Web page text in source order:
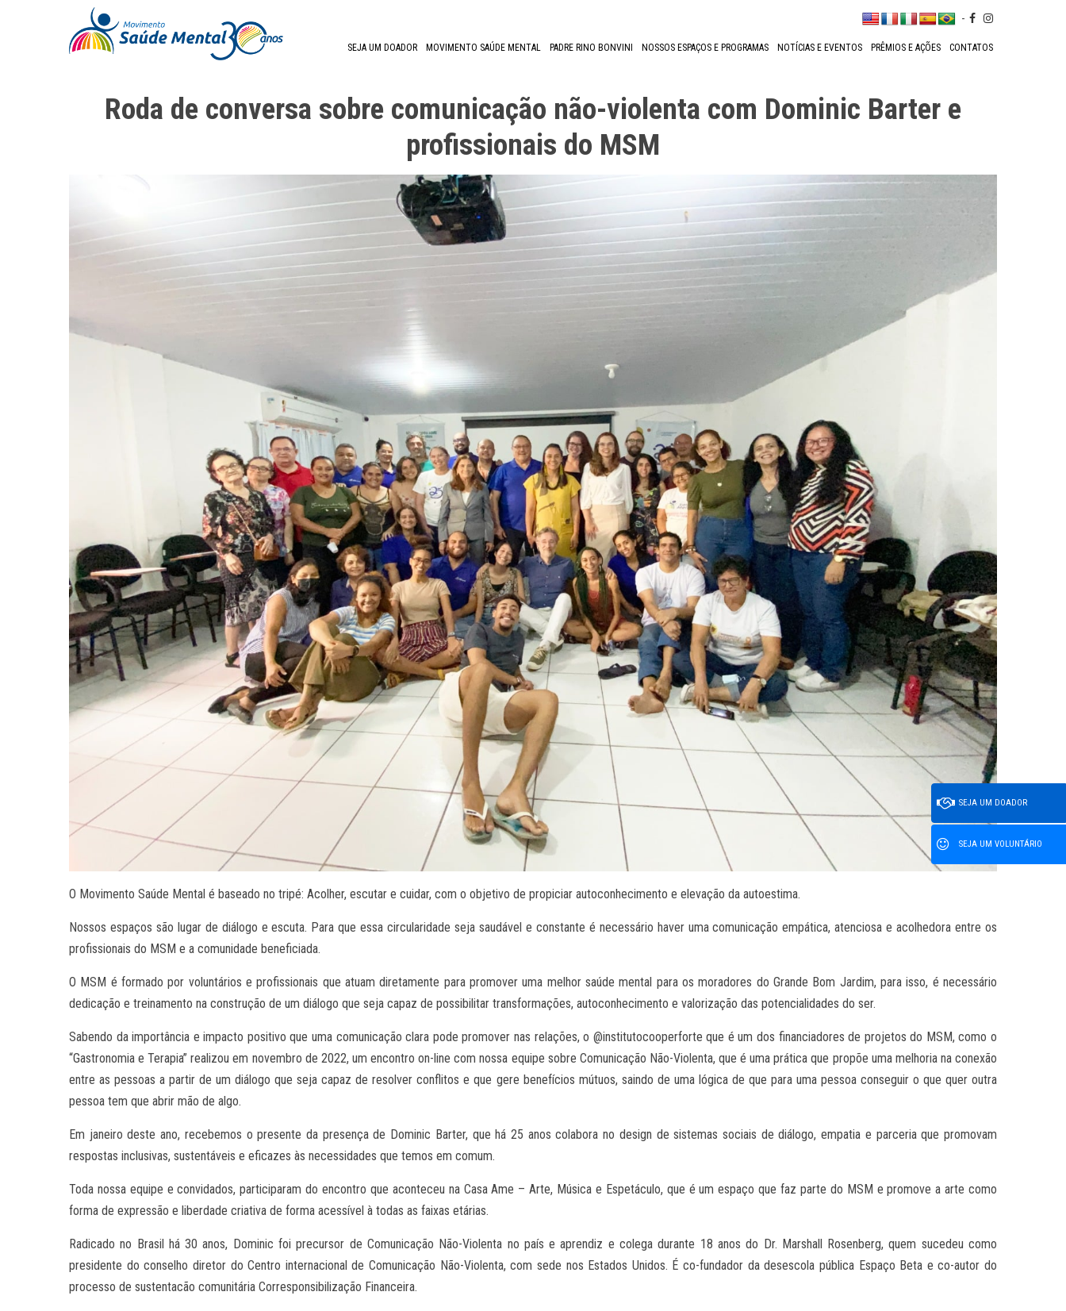
-
SEJA UM DOADOR MOVIMENTO SAÚDE MENTAL PADRE RINO BONVINI NOSSOS ESPAÇOS E PROGRAMAS NOTÍCIAS E EVENTOS PRÊMIOS E AÇÕES CONTATOS
Roda de conversa sobre comunicação não-violenta com Dominic Barter e
profissionais do MSM
O Movimento Saúde Mental é baseado no tripé: Acolher, escutar e cuidar, com o objetivo de propiciar autoconhecimento e elevação da autoestima.
Nossos espaços são lugar de diálogo e escuta. Para que essa circularidade seja saudável e constante é necessário haver uma comunicação empática, atenciosa e acolhedora entre os
profissionais do MSM e a comunidade beneficiada.
O MSM é formado por voluntários e profissionais que atuam diretamente para promover uma melhor saúde mental para os moradores do Grande Bom Jardim, para isso, é necessário
dedicação e treinamento na construção de um diálogo que seja capaz de possibilitar transformações, autoconhecimento e valorização das potencialidades do ser.
Sabendo da importância e impacto positivo que uma comunicação clara pode promover nas relações, o @institutocooperforte que é um dos financiadores de projetos do MSM, como o
“Gastronomia e Terapia” realizou em novembro de 2022, um encontro on-line com nossa equipe sobre Comunicação Não-Violenta, que é uma prática que propõe uma melhoria na conexão
entre as pessoas a partir de um diálogo que seja capaz de resolver conflitos e que gere benefícios mútuos, saindo de uma lógica de que para uma pessoa conseguir o que quer outra
pessoa tem que abrir mão de algo.
Em janeiro deste ano, recebemos o presente da presença de Dominic Barter, que há 25 anos colabora no design de sistemas sociais de diálogo, empatia e parceria que promovam
respostas inclusivas, sustentáveis e eficazes às necessidades que temos em comum.
Toda nossa equipe e convidados, participaram do encontro que aconteceu na Casa Ame – Arte, Música e Espetáculo, que é um espaço que faz parte do MSM e promove a arte como
forma de expressão e liberdade criativa de forma acessível à todas as faixas etárias.
Radicado no Brasil há 30 anos, Dominic foi precursor de Comunicação Não-Violenta no país e aprendiz e colega durante 18 anos do Dr. Marshall Rosenberg, quem sucedeu como
presidente do conselho diretor do Centro internacional de Comunicação Não-Violenta, com sede nos Estados Unidos. É co-fundador da desescola pública Espaço Beta e co-autor do
processo de sustentacão comunitária Corresponsibilização Financeira.
SEJA UM DOADOR
SEJA UM VOLUNTÁRIO